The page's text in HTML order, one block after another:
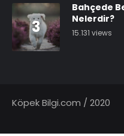
3
Bahçede
Nelerdir?
15.131 views
Köpek Bilgi.com / 2020